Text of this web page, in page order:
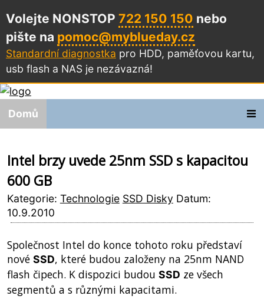
Volejte NONSTOP 722 150 150 nebo
pište na pomoc@myblueday.cz
Standardní diagnostka pro HDD, paměťovou kartu,
usb flash a NAS je nezávazná!
Domů
Intel brzy uvede 25nm SSD s kapacitou
600 GB
Kategorie: Technologie SSD Disky Datum:
10.9.2010
Společnost Intel do konce tohoto roku představí
nové SSD, které budou založeny na 25nm NAND
flash čipech. K dispozici budou SSD ze všech
segmentů a s různými kapacitami.